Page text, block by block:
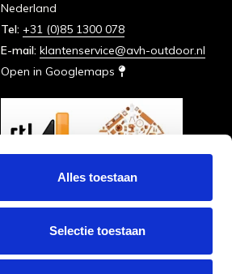
Alles toestaan
Selectie toestaan
Nederland
Tel: +31 (0)85 1300 078
E-mail: klantenservice@avh-outdoor.nl
Open in Googlemaps